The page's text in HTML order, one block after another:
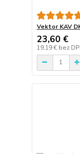
Vektor KAV
23,60 €
19,19 € bez